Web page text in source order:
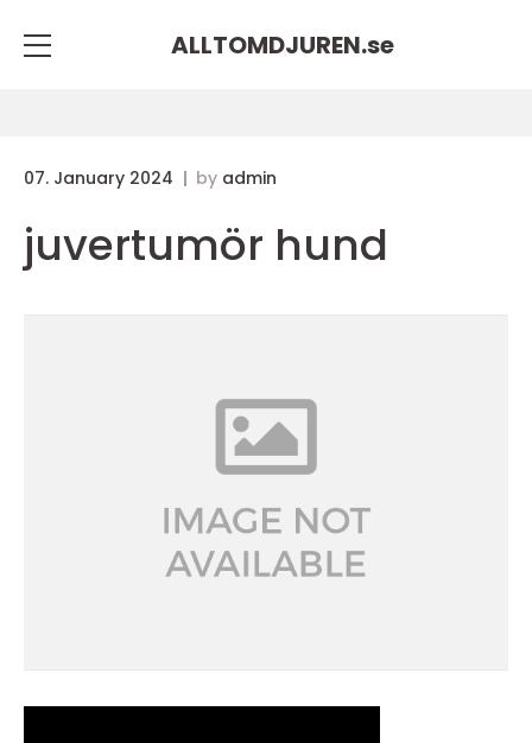
ALLTOMDJUREN.se
07. January 2024 by admin
juvertumör hund